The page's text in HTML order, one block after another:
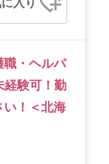
入り
職・ヘルパ
経験可！勤
い！＜北海